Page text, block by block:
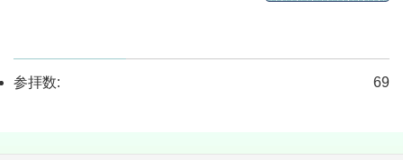
69
参拝数: